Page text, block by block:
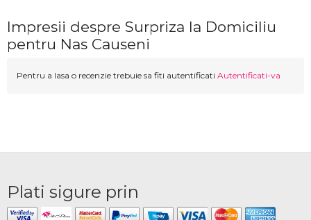
Impresii despre Surpriza la Domiciliu
pentru Nas Causeni
Pentru a lasa o recenzie trebuie sa fiti autentificati Autentificati-va
Plati sigure prin